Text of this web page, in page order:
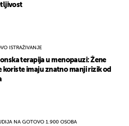
ISTRAŽIVANJE
terapija u menopauzi: Žene
koriste imaju znatno manji rizik od
NA GOTOVO 1.900 OSOBA